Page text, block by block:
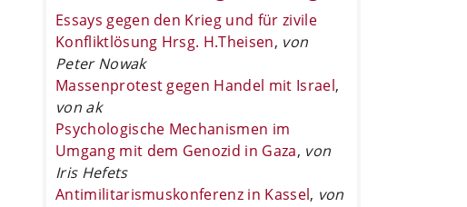
Essays gegen den Krieg und für zivile
Konfliktlösung Hrsg. H.Theisen, von
Peter Nowak
Massenprotest gegen Handel mit Israel,
von ak
Psychologische Mechanismen im
Umgang mit dem Genozid in Gaza, von
Iris Hefets
Antimilitarismuskonferenz in Kassel, von